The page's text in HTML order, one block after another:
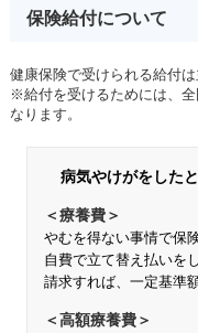
保険給付について
健康保険で受けられる給付
※給付を受けるためには、
なります。
病気やけがをした
＜療養費＞
やむを得ない事情で保
自費で立て替え払いを
請求すれば、一定基準
＜高額療養費＞